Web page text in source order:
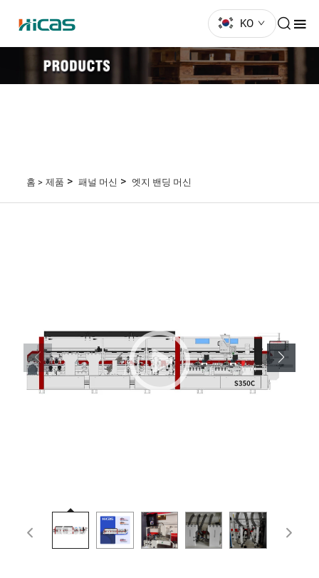
KO
홈 > 제품 > 패널 머신 > 엣지 밴딩 머신